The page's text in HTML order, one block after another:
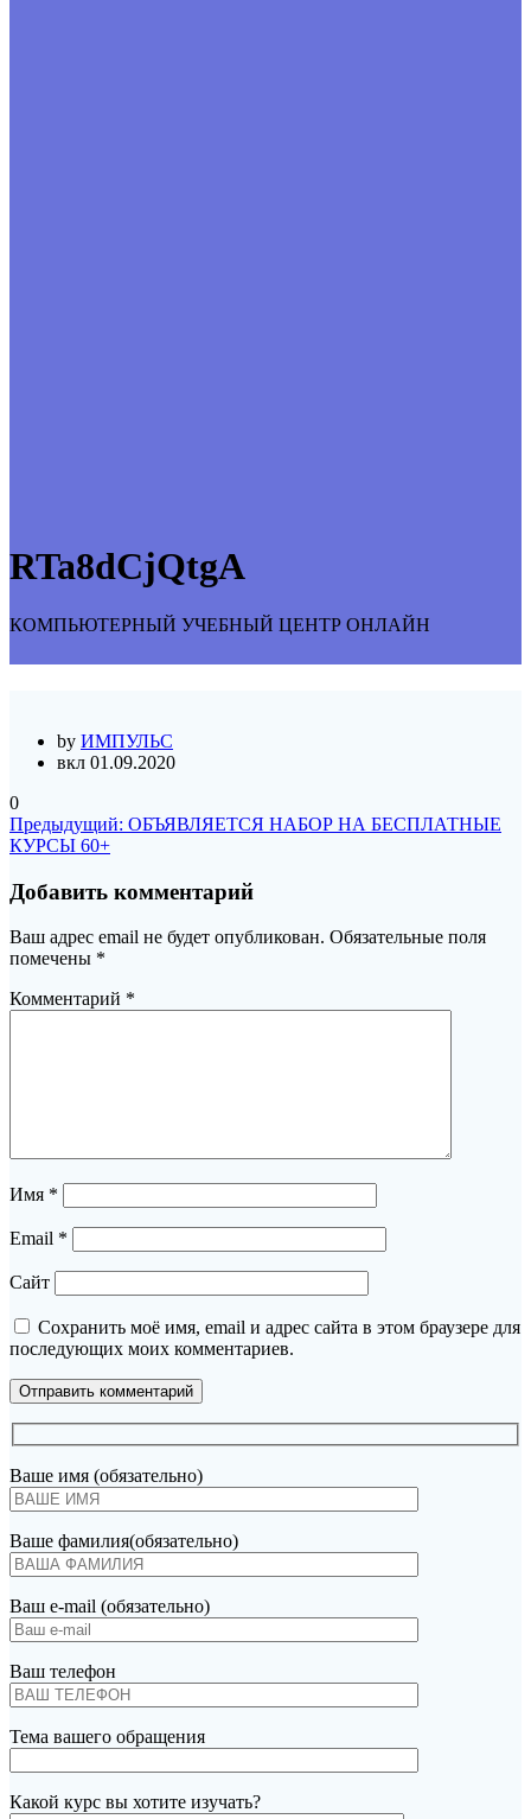
RTa8dCjQtgA
КОМПЬЮТЕРНЫЙ УЧЕБНЫЙ ЦЕНТР ОНЛАЙН
by ИМПУЛЬС
вкл 01.09.2020
0
Навигация
по
записям
Предыдущий: Предыдущая
ОБЪЯВЛЯЕТСЯ НАБОР НА БЕСПЛАТНЫЕ
КУРСЫ 60+
Добавить комментарий
Ваш адрес email не будет опубликован. Обязательные поля
помечены *
Комментарий *
Имя *
Email *
Сайт
Сохранить моё имя, email и адрес сайта в этом браузере для
последующих моих комментариев.
Ваше имя (обязательно)
Ваше фамилия(обязательно)
Ваш e-mail (обязательно)
Ваш телефон
Тема вашего обращения
Какой курс вы хотите изучать?